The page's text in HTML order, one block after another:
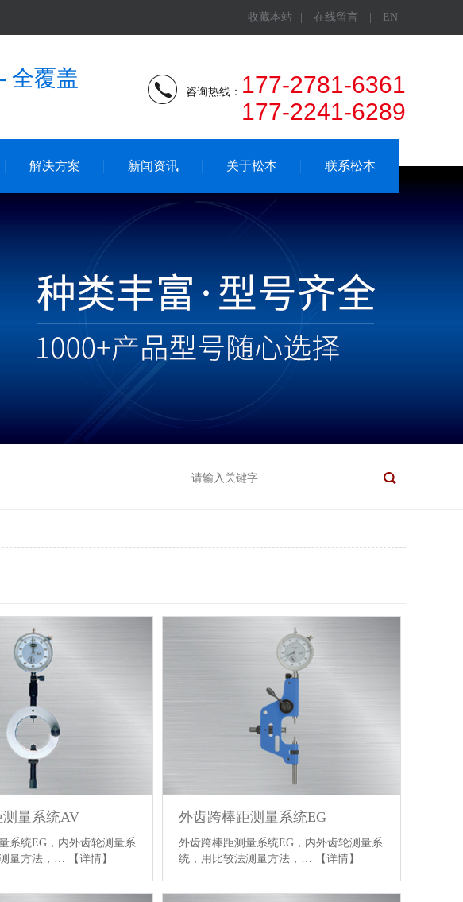
收藏本站 在线留言 EN
全覆盖
咨询热线： 177-2781-6361
177-2241-6289
解决方案 新闻资讯 关于松本 联系松本
量系统AV
系统EG，内外齿轮测量系
量方法，…
【详情】
外齿跨棒距测量系统EG
外齿跨棒距测量系统EG，内外齿轮测量系
统，用比较法测量方法，…
【详情】